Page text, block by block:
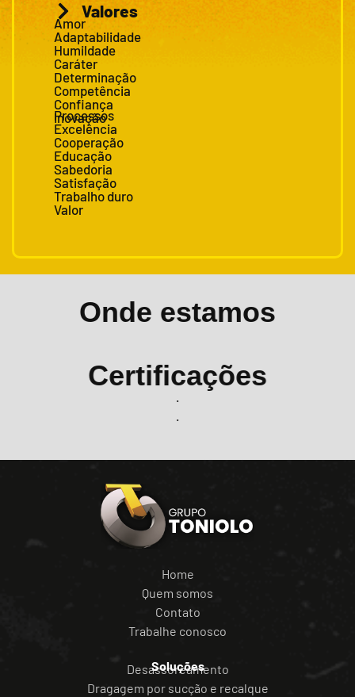
Valores
Amor
Adaptabilidade
Humildade
Caráter
Determinação
Competência
Confiança
Inovação
Processos
Excelência
Cooperação
Educação
Sabedoria
Satisfação
Trabalho duro
Valor
Onde estamos
Certificações
Home
Quem somos
Contato
Trabalhe conosco
Soluções
Desassoreamento
Dragagem por sucção e recalque